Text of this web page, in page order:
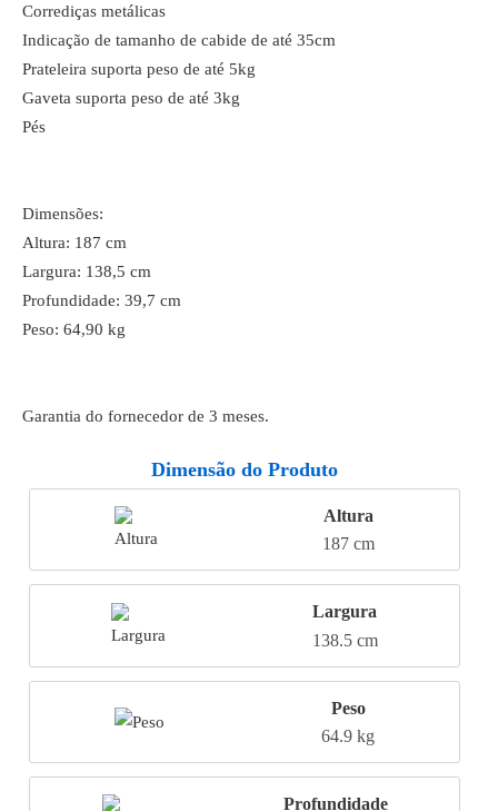
Corrediças metálicas
Indicação de tamanho de cabide de até 35cm
Prateleira suporta peso de até 5kg
Gaveta suporta peso de até 3kg
Pés
Dimensões:
Altura: 187 cm
Largura: 138,5 cm
Profundidade: 39,7 cm
Peso: 64,90 kg
Garantia do fornecedor de 3 meses.
Dimensão do Produto
Altura
187 cm
Largura
138.5 cm
Peso
64.9 kg
Profundidade